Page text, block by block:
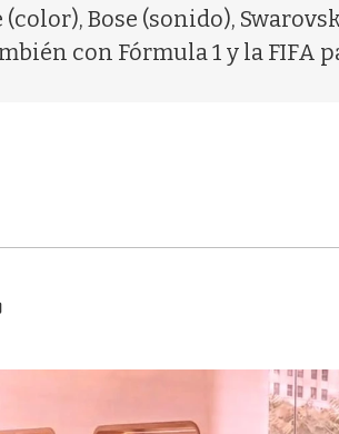
Bose (sonido),
con Fórmula 1 y la FIFA